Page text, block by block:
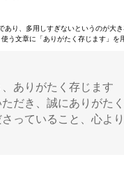
り、多用しすぎないというのが大
使う文章に「ありがたく存じます」を
ありがたく存じます
だき、誠にありがた
さっていること、心よ